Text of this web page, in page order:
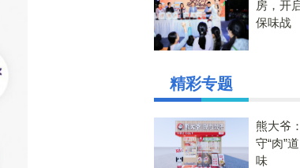
房，开
保味战
精彩专题
熊大爷
守“肉”
味